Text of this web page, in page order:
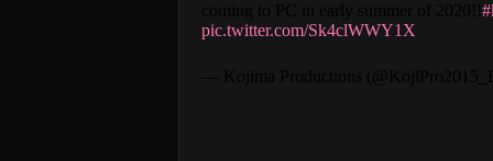
pic.twitter.com/Sk4clWWY1X